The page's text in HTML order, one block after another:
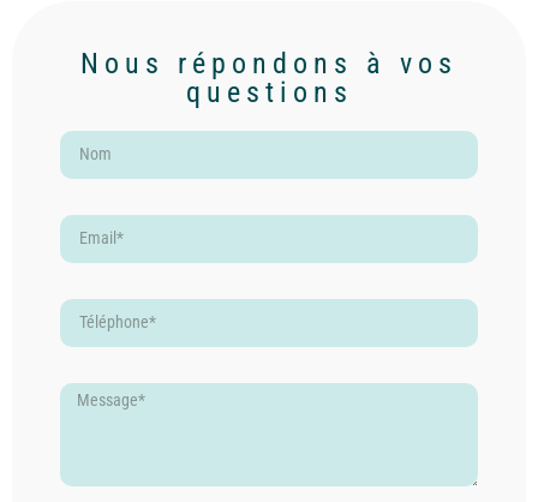
Nous répondons à vos
questions